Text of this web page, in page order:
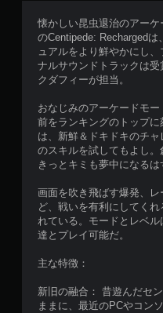
懐かしい昆虫退治のアー
のCentipede: Recharged
ュアルをより鮮やかにし
ナルサウンドトラックは
クダフィーが担当。
おなじみのアーケードモ
前をランキングのトップ
は、新鮮＆ドキドキのチ
のスキルを試してもよし
きっとキミも夢中になるは
画面を吹き飛ばす爆発、
ど、戦いを有利にしてく
れている。モードとレベ
達とプレイ可能だ。
主な特徴：
新旧の融合： 昔遊んだセ
ままに、最近のPCやコン